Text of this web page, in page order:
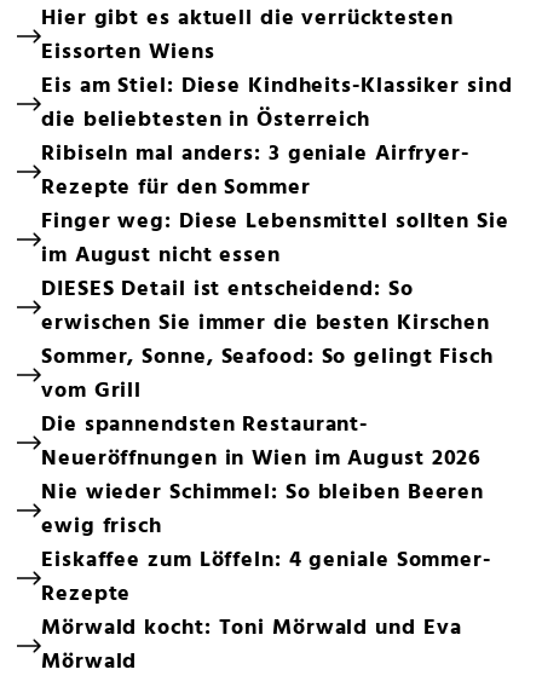
Hier gibt es aktuell die verrücktesten
Eissorten Wiens
Eis am Stiel: Diese Kindheits-Klassiker sind
die beliebtesten in Österreich
Ribiseln mal anders: 3 geniale Airfryer-
Rezepte für den Sommer
Finger weg: Diese Lebensmittel sollten Sie
im August nicht essen
DIESES Detail ist entscheidend: So
erwischen Sie immer die besten Kirschen
Sommer, Sonne, Seafood: So gelingt Fisch
vom Grill
Die spannendsten Restaurant-
Neueröffnungen in Wien im August 2026
Nie wieder Schimmel: So bleiben Beeren
ewig frisch
Eiskaffee zum Löffeln: 4 geniale Sommer-
Rezepte
Mörwald kocht: Toni Mörwald und Eva
Mörwald